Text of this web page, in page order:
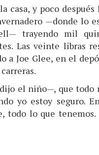
casa, y poco después
—donde lo
trayendo mil
Las veinte libras
a Joe Glee, en el
el niño—, que todo
yo estoy seguro.
todo lo que tenemos.